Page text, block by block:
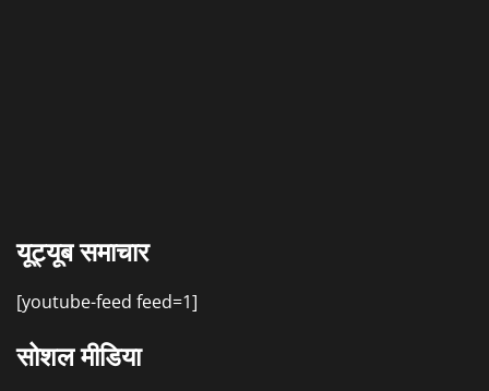
यूट्यूब समाचार
[youtube-feed feed=1]
सोशल मीडिया